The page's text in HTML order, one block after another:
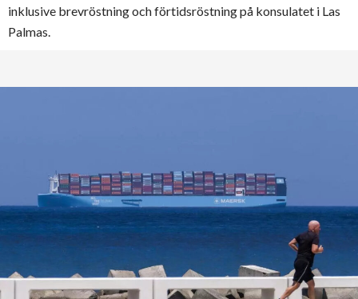
inklusive brevröstning och förtidsröstning på konsulatet i Las
Palmas.